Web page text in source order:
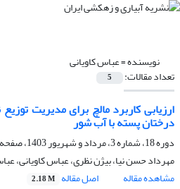
نویسنده =عباس کاویانی
تعداد مقالات: 5
ارزیابی کاربرد مالچ برای مدیریت
درختان پسته با آب شور
دوره 18، شماره 3، مرداد و شهریور 1403، صفحه
مهرداد حسن نیا، بیژن نظری، عباس کاویانی،
مشاهده مقاله
اصل مقاله 2.18 M